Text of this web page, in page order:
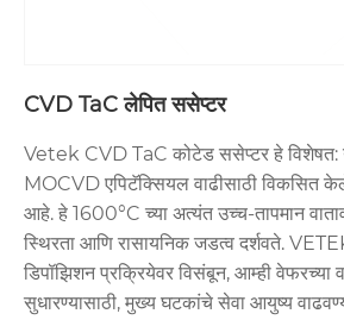
CVD TaC लेपित ससेप्टर
Vetek CVD TaC कोटेड ससेप्टर हे विशेषत:
MOCVD एपिटॅक्सियल वाढीसाठी विकसित
आहे. हे 1600°C च्या अत्यंत उच्च-तापमान
स्थिरता आणि रासायनिक जडत्व दर्शवते.
डिपॉझिशन प्रक्रियेवर विसंबून, आम्ही वेफरच्या
सुधारण्यासाठी, मुख्य घटकांचे सेवा आयुष्य